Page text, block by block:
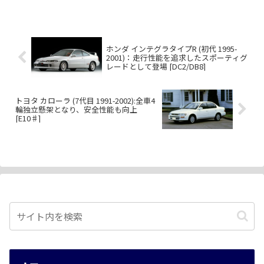
ホンダ インテグラタイプR (初代 1995-
2001)：走行性能を追求したスポーティグ
レードとして登場 [DC2/DB8]
トヨタ カローラ (7代目 1991-2002):全車4
輪独立懸架となり、安全性能も向上
[E10♯]